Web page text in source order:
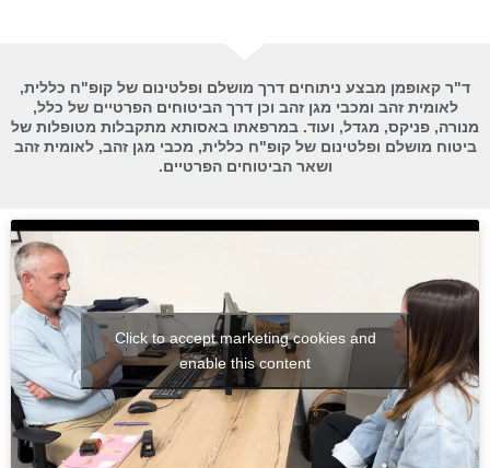
ד"ר קאופמן מבצע ניתוחים דרך מושלם ופלטינום של קופ"ח כללית,
לאומית זהב ומכבי מגן זהב וכן דרך הביטוחים הפרטיים של כלל,
מנורה, פניקס, מגדל, ועוד. במרפאתו באסותא מתקבלות מטופלות של
ביטוח מושלם ופלטינום של קופ"ח כללית, מכבי מגן זהב, לאומית זהב
ושאר הביטוחים הפרטיים.
Click to accept marketing cookies and
enable this content